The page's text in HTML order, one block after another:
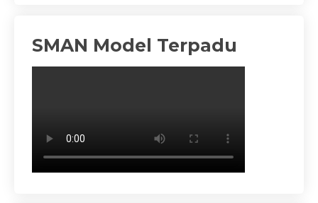
SMAN Model Terpadu